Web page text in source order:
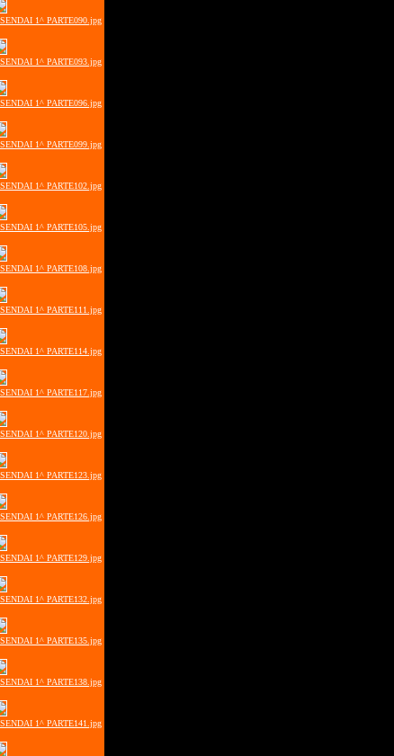
1^ PARTE090.jpg
1^ PARTE093.jpg
1^ PARTE096.jpg
1^ PARTE099.jpg
1^ PARTE102.jpg
1^ PARTE105.jpg
1^ PARTE108.jpg
1^ PARTE111.jpg
1^ PARTE114.jpg
1^ PARTE117.jpg
1^ PARTE120.jpg
1^ PARTE123.jpg
1^ PARTE126.jpg
1^ PARTE129.jpg
1^ PARTE132.jpg
1^ PARTE135.jpg
1^ PARTE138.jpg
1^ PARTE141.jpg